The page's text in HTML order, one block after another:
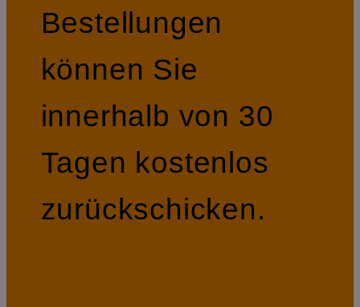
Bestellungen
können Sie
innerhalb von 30
Tagen kostenlos
zurückschicken.